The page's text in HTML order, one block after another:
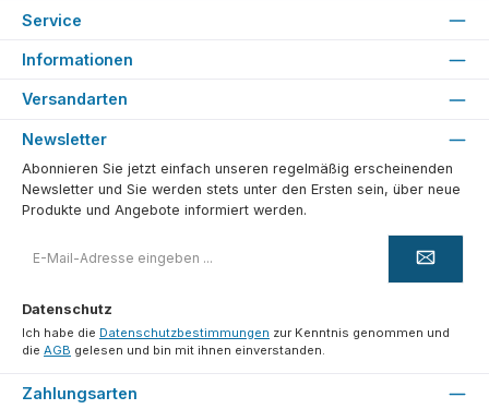
Service
Informationen
Versandarten
Newsletter
Abonnieren Sie jetzt einfach unseren regelmäßig erscheinenden
Newsletter und Sie werden stets unter den Ersten sein, über neue
Produkte und Angebote informiert werden.
Mail-
Datenschutz
Ich habe die Datenschutzbestimmungen zur Kenntnis genommen und
die AGB gelesen und bin mit ihnen einverstanden.
Zahlungsarten